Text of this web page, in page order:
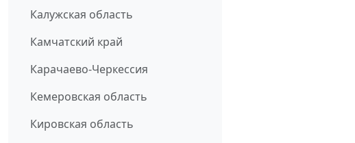
Калужская область
Камчатский край
Карачаево-Черкессия
Кемеровская область
Кировская область